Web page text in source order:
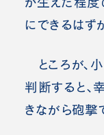
にできるはず
ところが、
判断すると、
きながら砲撃